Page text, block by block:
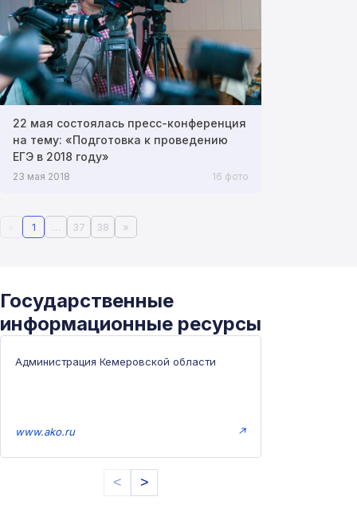
22 мая состоялась пресс-конференция
на тему: «Подготовка к проведению
ЕГЭ в 2018 году»
23 мая 2018 16 фото
1 … 37 38 »
Государственные
информационные ресурсы
Администрация Кемеровской области
www.ako.ru ↗
< >